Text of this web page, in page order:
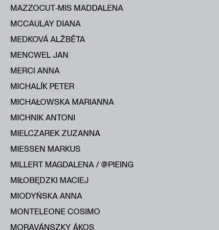
MAZZOCUT‑MIS MADDALENA
MCCAULAY DIANA
MEDKOVÁ ALŽBĔTA
MENCWEL JAN
MERCI ANNA
MICHALÍK PETER
MICHAŁOWSKA MARIANNA
MICHNIK ANTONI
MIELCZAREK ZUZANNA
MIESSEN MARKUS
MILLERT MAGDALENA / @PIEING
MIŁOBĘDZKI MACIEJ
MIODYŃSKA ANNA
MONTELEONE COSIMO
MORAVÁNSZKY ÁKOS